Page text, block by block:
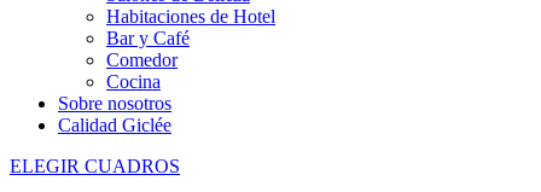
Habitaciones de Hotel
Bar y Café
Comedor
Cocina
Sobre nosotros
Calidad Giclée
ELEGIR CUADROS